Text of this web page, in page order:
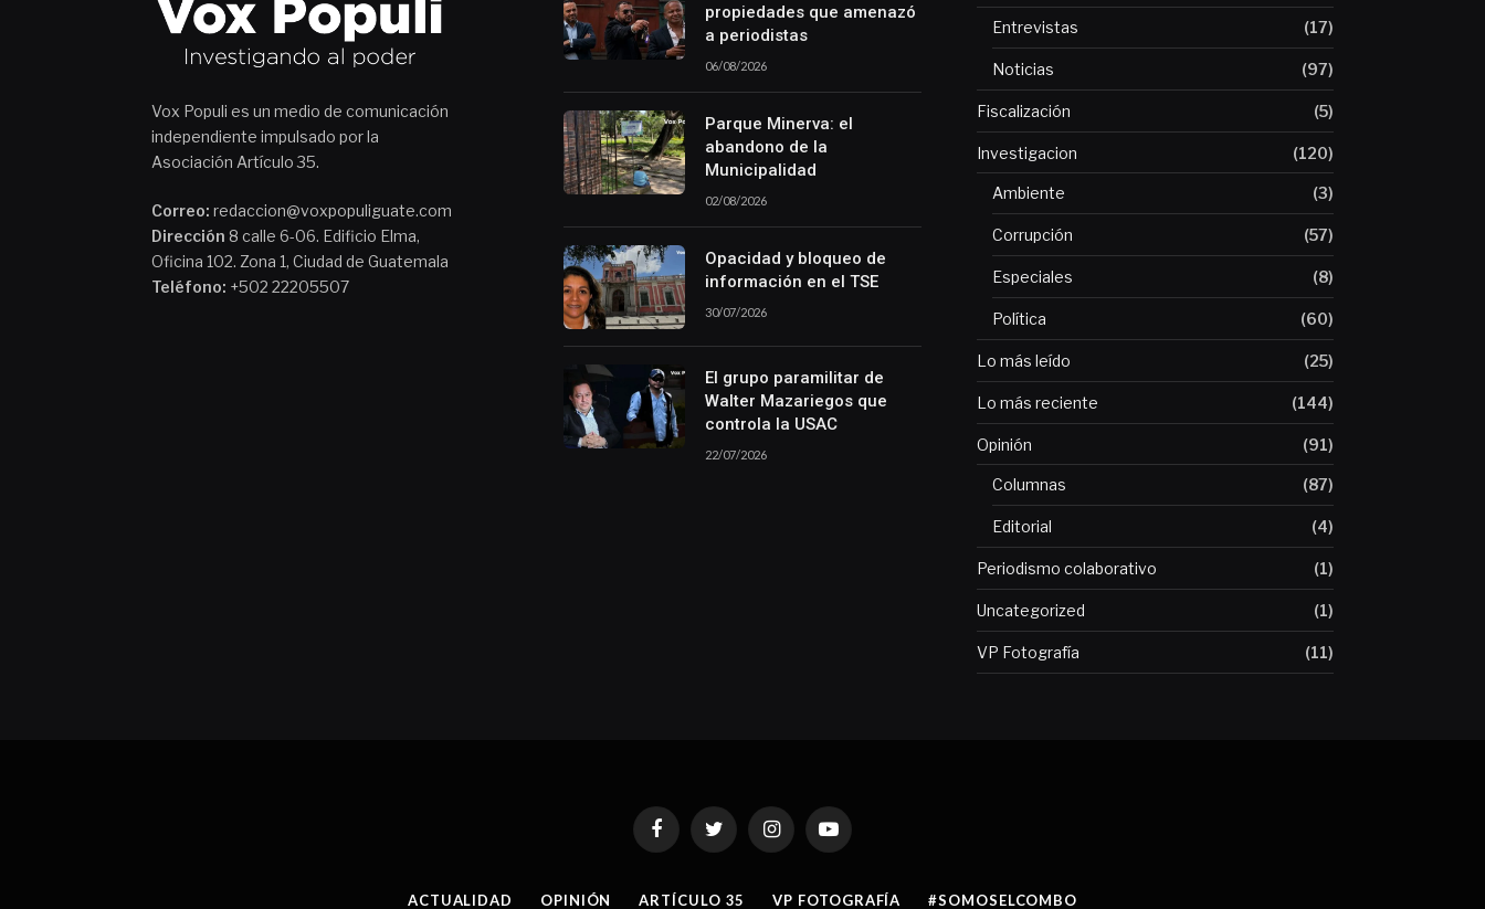
Vox Populi es un medio de comunicación
independiente impulsado por la
Asociación Artículo 35.
Correo: redaccion@voxpopuliguate.com
Dirección 8 calle 6-06. Edificio Elma,
Oficina 102. Zona 1, Ciudad de Guatemala
Teléfono: +502 22205507
propiedades que amenazó
a periodistas
06/08/2026
Parque Minerva: el
abandono de la
Municipalidad
02/08/2026
Opacidad y bloqueo de
información en el TSE
30/07/2026
El grupo paramilitar de
Walter Mazariegos que
controla la USAC
22/07/2026
Entrevistas (17)
Noticias (97)
Fiscalización (5)
Investigacion (120)
Ambiente (3)
Corrupción (57)
Especiales (8)
Política (60)
Lo más leído (25)
Lo más reciente (144)
Opinión (91)
Columnas (87)
Editorial (4)
Periodismo colaborativo (1)
Uncategorized (1)
VP Fotografía (11)
FacebookTwitter InstagramYouTube
ACTUALIDAD OPINIÓN ARTÍCULO 35 VP FOTOGRAFÍA #SOMOSELCOMBO